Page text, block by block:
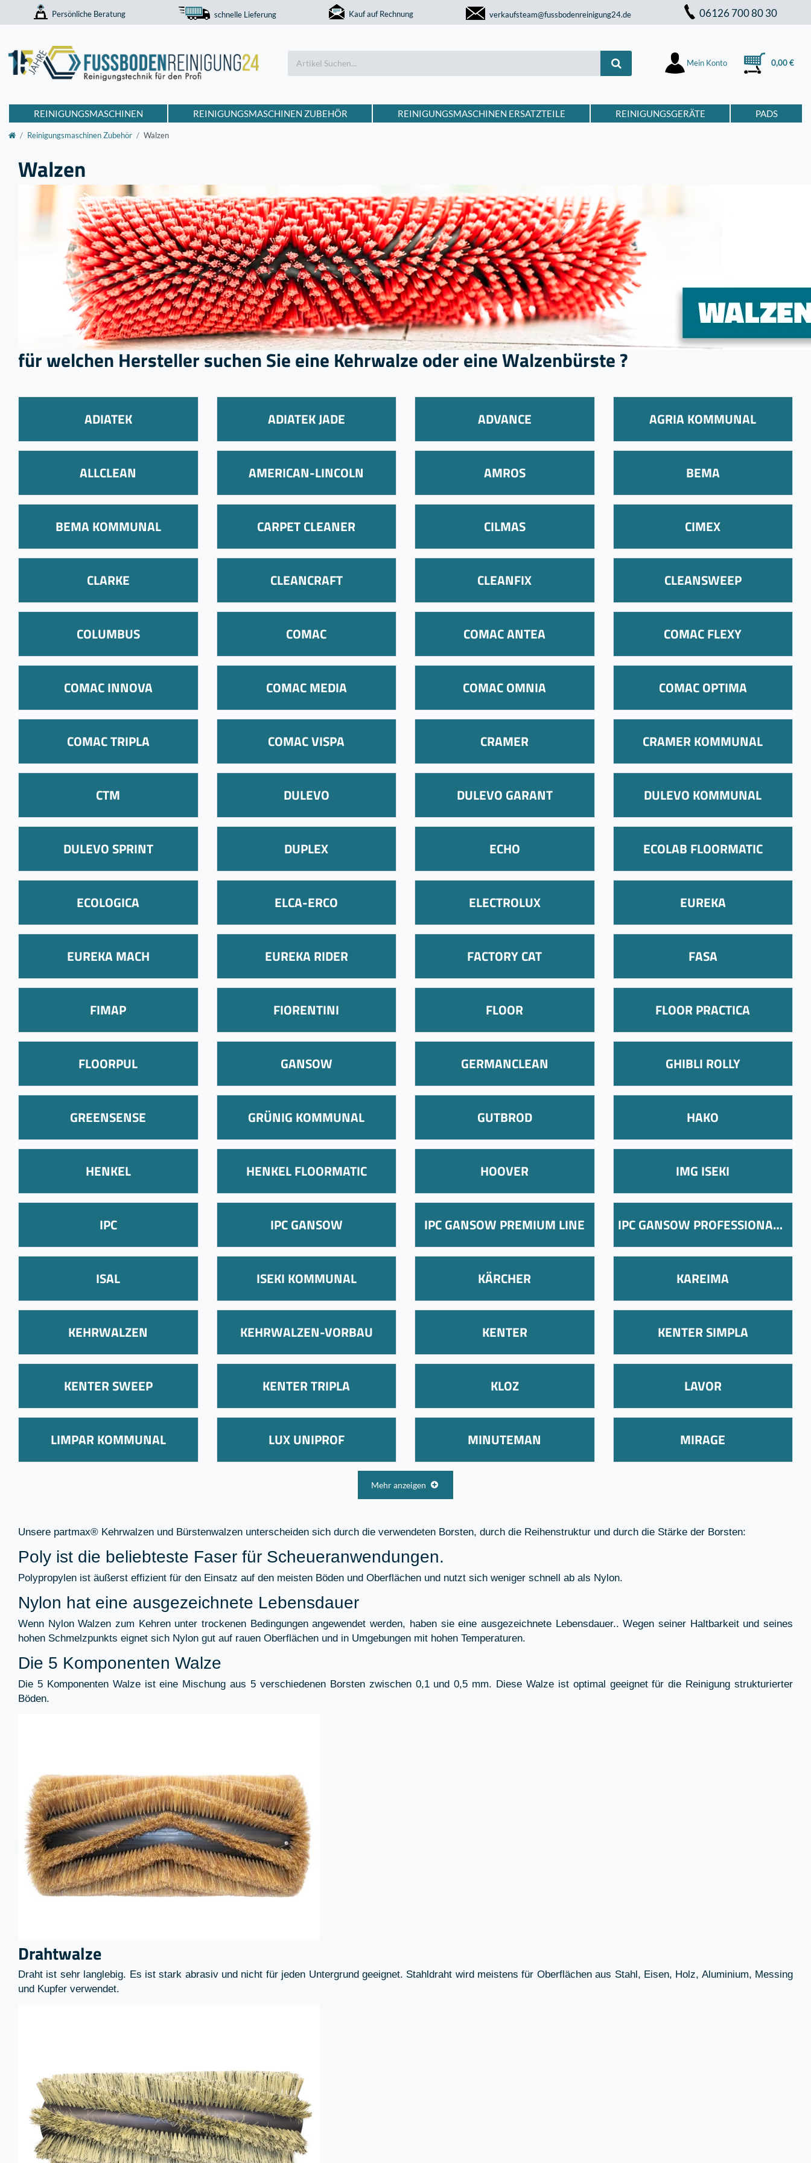
Persönliche Beratung schnelle Lieferung Kauf auf Rechnung verkaufsteam@fussbodenreinigung24.de 06126 700 80 30
Mein Konto 0,00 €
REINIGUNGSMASCHINEN REINIGUNGSMASCHINEN ZUBEHÖR REINIGUNGSMASCHINEN ERSATZTEILE REINIGUNGSGERÄTE PADS
Reinigungsmaschinen Zubehör Walzen
Walzen
für welchen Hersteller suchen Sie eine Kehrwalze oder eine Walzenbürste ?
ADIATEK ADIATEK JADE ADVANCE AGRIA KOMMUNAL
ALLCLEAN AMERICAN-LINCOLN AMROS BEMA
BEMA KOMMUNAL CARPET CLEANER CILMAS CIMEX
CLARKE CLEANCRAFT CLEANFIX CLEANSWEEP
COLUMBUS COMAC COMAC ANTEA COMAC FLEXY
COMAC INNOVA COMAC MEDIA COMAC OMNIA COMAC OPTIMA
COMAC TRIPLA COMAC VISPA CRAMER CRAMER KOMMUNAL
CTM DULEVO DULEVO GARANT DULEVO KOMMUNAL
DULEVO SPRINT DUPLEX ECHO ECOLAB FLOORMATIC
ECOLOGICA ELCA-ERCO ELECTROLUX EUREKA
EUREKA MACH EUREKA RIDER FACTORY CAT FASA
FIMAP FIORENTINI FLOOR FLOOR PRACTICA
FLOORPUL GANSOW GERMANCLEAN GHIBLI ROLLY
GREENSENSE GRÜNIG KOMMUNAL GUTBROD HAKO
HENKEL HENKEL FLOORMATIC HOOVER IMG ISEKI
IPC IPC GANSOW IPC GANSOW PREMIUM LINE IPC GANSOW PROFESSIONAL LINE
ISAL ISEKI KOMMUNAL KÄRCHER KAREIMA
KEHRWALZEN KEHRWALZEN-VORBAU KENTER KENTER SIMPLA
KENTER SWEEP KENTER TRIPLA KLOZ LAVOR
LIMPAR KOMMUNAL LUX UNIPROF MINUTEMAN MIRAGE
Mehr anzeigen
Unsere partmax® Kehrwalzen und Bürstenwalzen unterscheiden sich durch die verwendeten Borsten, durch die Reihenstruktur und durch die Stärke der Borsten:
Poly ist die beliebteste Faser für Scheueranwendungen.
Polypropylen ist äußerst effizient für den Einsatz auf den meisten Böden und Oberflächen und nutzt sich weniger schnell ab als Nylon.
Nylon hat eine ausgezeichnete Lebensdauer
Wenn Nylon Walzen zum Kehren unter trockenen Bedingungen angewendet werden, haben sie eine ausgezeichnete Lebensdauer.. Wegen seiner Haltbarkeit und seines
hohen Schmelzpunkts eignet sich Nylon gut auf rauen Oberflächen und in Umgebungen mit hohen Temperaturen.
Die 5 Komponenten Walze
Die 5 Komponenten Walze ist eine Mischung aus 5 verschiedenen Borsten zwischen 0,1 und 0,5 mm. Diese Walze ist optimal geeignet für die Reinigung strukturierter
Böden.
Drahtwalze
Draht ist sehr langlebig. Es ist stark abrasiv und nicht für jeden Untergrund geeignet. Stahldraht wird meistens für Oberflächen aus Stahl, Eisen, Holz, Aluminium, Messing
und Kupfer verwendet.